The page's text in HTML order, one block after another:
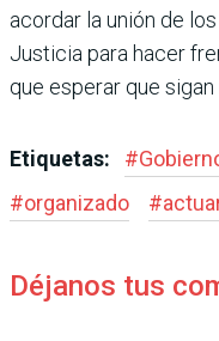
acordar la unión de
Jus­ticia para hacer
que esperar que
Etiquetas: #
#organizado #
Déjanos tus